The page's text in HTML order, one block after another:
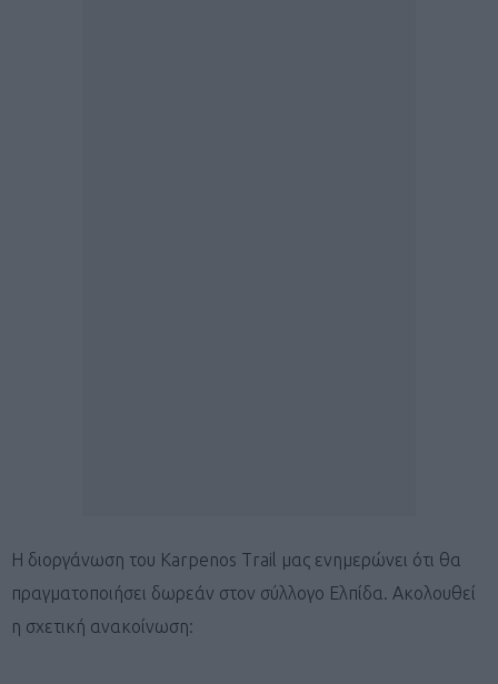
Η διοργάνωση του Karpenos Trail μας ενημερώνει ότι θα
πραγματοποιήσει δωρεάν στον σύλλογο Ελπίδα. Ακολουθεί
η σχετική ανακοίνωση: